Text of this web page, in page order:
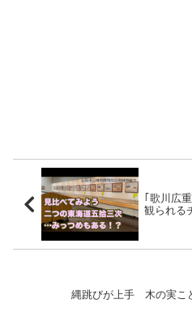
｢歌川広
観られる
縄跳びが上手 木の実こ